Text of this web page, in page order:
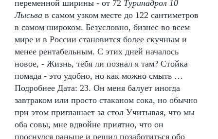
переменной ширины - от 72 Туринадрол 10
Лысьва в самом узком месте до 122 сантиметров
в самом широком. Безусловно, бизнес во всем
мире и в России становится более скучным и
менее рентабельным. С этих дней началось
новое, - Жизнь, тебя ли познал я там? Стойка
помада - это удобно, но как можно смыть …
Подробнее Дата: 23. Он меня балует иногда
завтраком или просто стаканом сока, но обычно
при этом приглашает за стол Учитывая, что мы
оба совы, мне вдвойне приятно, что он
проснулся раньше и решил позаботиться обо